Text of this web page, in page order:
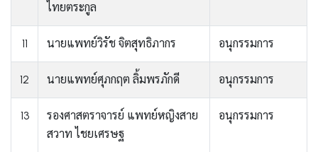
ไทยตระกูล
11 นายแพทย์วิรัช จิตสุทธิภากร อนุกรรมการ
12 นายแพทย์ศุภกฤต ลิ้มพรภักดี อนุกรรมการ
13
รองศาสตราจารย์ แพทย์หญิงสาย
สวาท ไชยเศรษฐ
อนุกรรมการ